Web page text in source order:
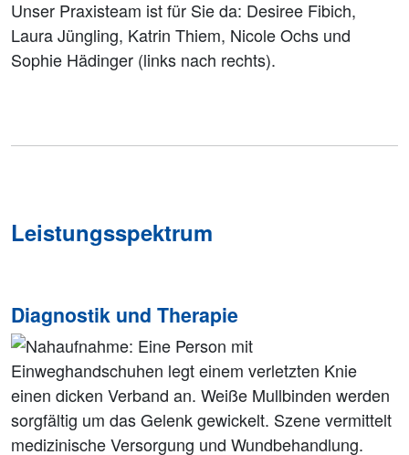
Unser Praxisteam ist für Sie da: Desiree Fibich,
Laura Jüngling, Katrin Thiem, Nicole Ochs und
Sophie Hädinger (links nach rechts).
Leistungsspektrum
Diagnostik und Therapie